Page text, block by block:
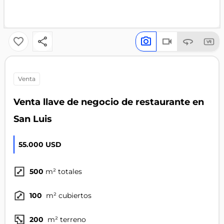
venta
Venta llave de negocio de restaurante en
San Luis
55.000 USD
500 m² totales
100 m² cubiertos
200 m² terreno